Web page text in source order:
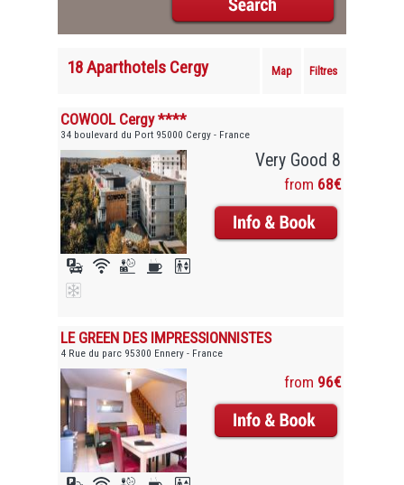
18 Aparthotels Cergy Map Filtres
COWOOL Cergy ****
34 boulevard du Port 95000 Cergy - France
Very Good 8
from 68€
LE GREEN DES IMPRESSIONNISTES
4 Rue du parc 95300 Ennery - France
from 96€